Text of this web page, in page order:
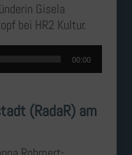
Gisela
bei HR2 Kultur.
00:00
(RadaR) am